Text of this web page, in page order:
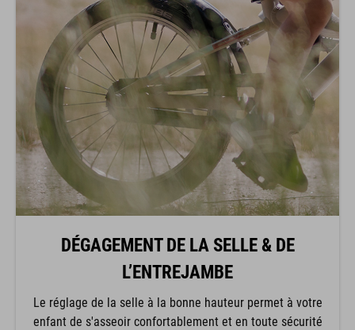
DÉGAGEMENT DE LA SELLE & DE
L’ENTREJAMBE
Le réglage de la selle à la bonne hauteur permet à votre
enfant de s'asseoir confortablement et en toute sécurité